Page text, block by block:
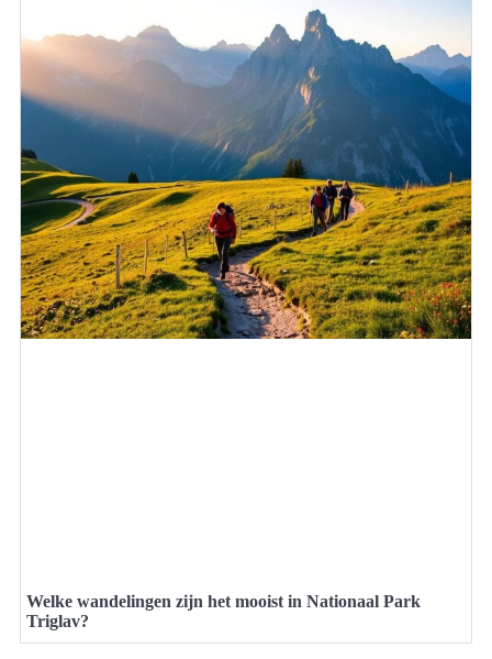
Welke wandelingen zijn het mooist in Nationaal Park
Triglav?